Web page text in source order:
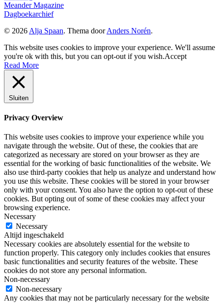
Meander Magazine
Dagboekarchief
© 2026 Alja Spaan. Thema doorAnders Norén.
This website uses cookies to improve your experience. We'll assume
you're ok with this, but you can opt-out if you wish.Accept
Read More
Sluiten
Privacy Overview
This website uses cookies to improve your experience while you
navigate through the website. Out of these, the cookies that are
categorized as necessary are stored on your browser as they are
essential for the working of basic functionalities of the website. We
also use third-party cookies that help us analyze and understand how
you use this website. These cookies will be stored in your browser
only with your consent. You also have the option to opt-out of these
cookies. But opting out of some of these cookies may affect your
browsing experience.
Necessary
Necessary
Altijd ingeschakeld
Necessary cookies are absolutely essential for the website to
function properly. This category only includes cookies that ensures
basic functionalities and security features of the website. These
cookies do not store any personal information.
Non-necessary
Non-necessary
Any cookies that may not be particularly necessary for the website